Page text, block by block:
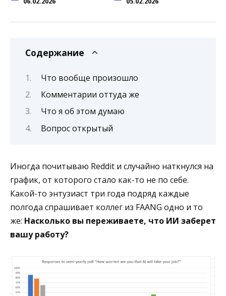
Содержание
Что вообще произошло
Комментарии оттуда же
Что я об этом думаю
Вопрос открытый
Иногда почитываю Reddit и случайно наткнулся на
график, от которого стало как-то не по себе.
Какой-то энтузиаст три года подряд каждые
полгода спрашивает коллег из FAANG одно и то
же: Насколько вы переживаете, что ИИ заберет
вашу работу?